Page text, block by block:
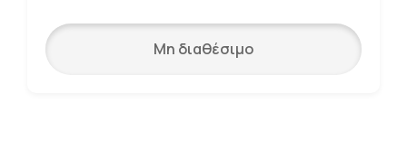
Μη διαθέσιμο